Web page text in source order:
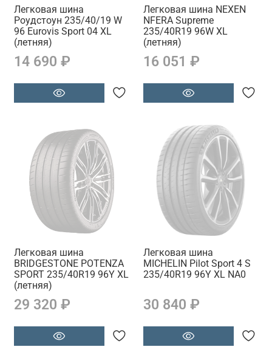
Легковая шина
Роудстоун 235/40/19 W
96 Eurovis Sport 04 XL
(летняя)
14 690 ₽
Легковая шина NEXEN
NFERA Supreme
235/40R19 96W XL
(летняя)
16 051 ₽
Легковая шина
BRIDGESTONE POTENZA
SPORT 235/40R19 96Y XL
(летняя)
29 320 ₽
Легковая шина
MICHELIN Pilot Sport 4 S
235/40R19 96Y XL NA0
30 840 ₽